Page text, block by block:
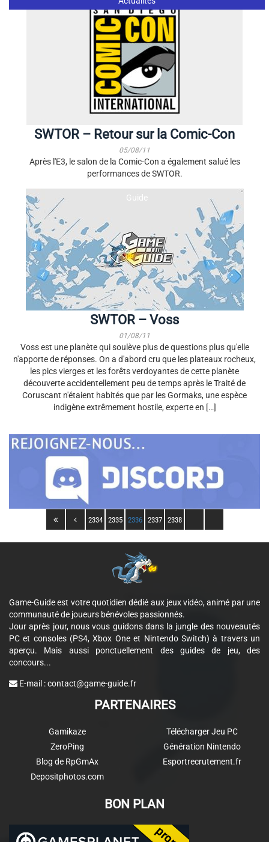
SWTOR – Retour sur la Comic-Con
05/08/11
Après l'E3, le salon de la Comic-Con a également salué les
performances de SWTOR.
Guide
SWTOR – Voss
01/08/11
Voss est une planète qui soulève plus de questions plus qu'elle
n'apporte de réponses. On a d'abord cru que les plateaux rocheux,
les pics vierges et les forêts verdoyantes de cette planète
découverte accidentellement peu de temps après le Traité de
Coruscant n'étaient habités que par les Gormaks, une espèce
indigène extrêmement hostile, experte en […]
2334 2335 2336 2337 2338
Game-Guide est votre quotidien dédié aux jeux vidéo, animé par une
communauté de joueurs bénévoles passionnés.
Jour après jour, nous vous guidons dans la jungle des nouveautés
PC et consoles (PS4, Xbox One et Nintendo Switch) à travers un
aperçu. Mais aussi ponctuellement des guides de jeu, des
concours...
E-mail :contact@game-guide.fr
PARTENAIRES
Gamikaze
ZeroPing
Blog de RpGmAx
Depositphotos.com
Télécharger Jeu PC
Génération Nintendo
Esportrecrutement.fr
BON PLAN